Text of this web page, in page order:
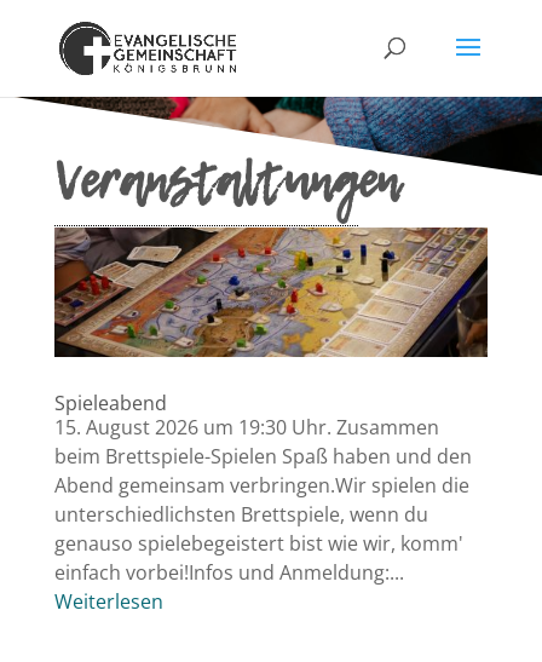
Veranstaltungen
Spieleabend
15. August 2026 um 19:30 Uhr. Zusammen
beim Brettspiele-Spielen Spaß haben und den
Abend gemeinsam verbringen.Wir spielen die
unterschiedlichsten Brettspiele, wenn du
genauso spielebegeistert bist wie wir, komm'
einfach vorbei!Infos und Anmeldung:...
Weiterlesen